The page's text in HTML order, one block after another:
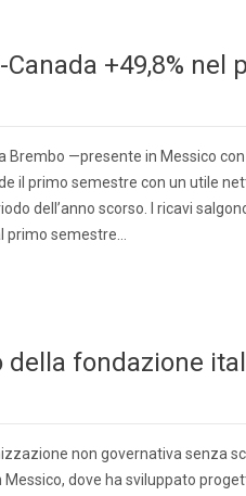
+49,8% nel
Brembo —presente in Messico
il primo semestre con un utile
dell’anno scorso. I ricavi
primo semestre…
fondazione
non governativa senza
dove ha sviluppato